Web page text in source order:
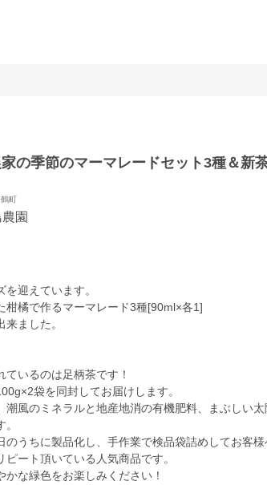
の季節のマーマレードセット3種＆新
町
園
迎えています。
柑橘で作るマーマレード3種[90ml×各1]
ました。
いるのは足柄茶です！
袋を同封してお届けします。
潮風のミネラルと地産地消の有機肥料、まぶしい
のうちに製品化し、手作業で検品袋詰めしてお客様
ート頂いている人気商品です。
な緑色をお楽しみください！